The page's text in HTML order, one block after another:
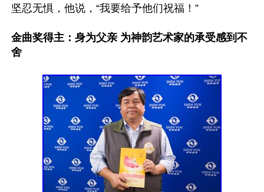
坚忍无惧，他说，“我要给予他们祝福！”
金曲奖得主：身为父亲 为神韵艺术家的承受感到不
舍